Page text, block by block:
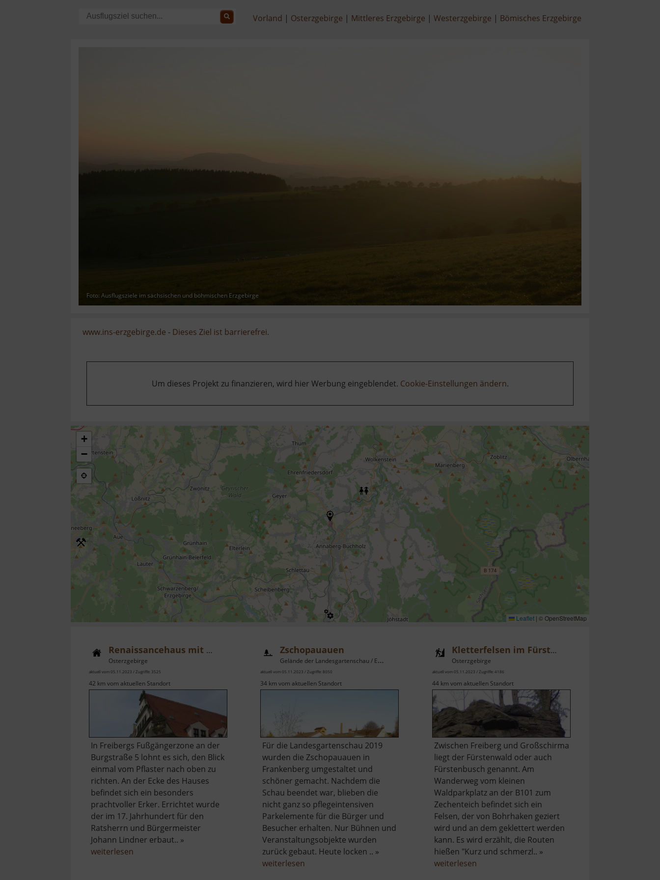
Vorland Osterzgebirge Mittleres Erzgebirge Westerzgebirge Bömisches Erzgebirge
Foto: Ausflugsziele im sächsischen und böhmischen Erzgebirge
www.ins-erzgebirge.de - Dieses Ziel ist barrierefrei.
Um dieses Projekt zu finanzieren, wird hier Werbung eingeblendet. Cookie-Einstellungen ändern.
+
−
Leaflet | © OpenStreetMap
Renaissancehaus mit Erker
Osterzgebirge
aktuell vom 05.11.2023 / Zugriffe: 3525
42 km vom aktuellen Standort
In Freibergs Fußgängerzone an der
Burgstraße 5 lohnt es sich, den Blick
einmal vom Pflaster nach oben zu
richten. An der Ecke des Hauses
befindet sich ein besonders
prachtvoller Erker. Errichtet wurde
der im 17. Jahrhundert für den
Ratsherrn und Bürgermeister
Johann Lindner erbaut.. »
weiterlesen
Zschopauauen
Gelände der Landesgartenschau / Erzgebirgsvorland
aktuell vom 05.11.2023 / Zugriffe: 8050
34 km vom aktuellen Standort
Für die Landesgartenschau 2019
wurden die Zschopauauen in
Frankenberg umgestaltet und
schöner gemacht. Nachdem die
Schau beendet war, blieben die
nicht ganz so pflegeintensiven
Parkelemente für die Bürger und
Besucher erhalten. Nur Bühnen und
Veranstaltungsobjekte wurden
zurück gebaut. Heute locken .. »
weiterlesen
Kletterfelsen im Fürstenbusch
Osterzgebirge
aktuell vom 05.11.2023 / Zugriffe: 4186
44 km vom aktuellen Standort
Zwischen Freiberg und Großschirma
liegt der Fürstenwald oder auch
Fürstenbusch genannt. Am
Wanderweg vom kleinen
Waldparkplatz an der B101 zum
Zechenteich befindet sich ein
Felsen, der von Bohrhaken geziert
wird und an dem geklettert werden
kann. Es wird erzählt, die Routen
hießen "Kurz und schmerzl.. »
weiterlesenüber